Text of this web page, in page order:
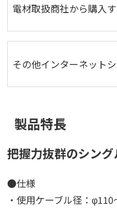
電材取扱商社から購入
その他インターネット
製品特長
把握力抜群のシン
●仕様
・使用ケーブル径：